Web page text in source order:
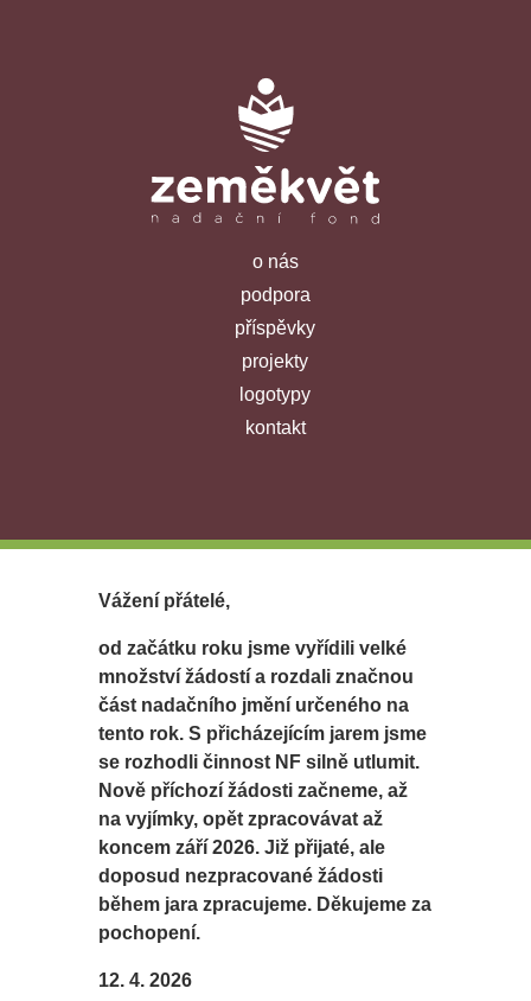
o nás
podpora
příspěvky
projekty
logotypy
kontakt
Vážení přátelé,
od začátku roku jsme vyřídili velké
množství žádostí a rozdali značnou
část nadačního jmění určeného na
tento rok. S přicházejícím jarem jsme
se rozhodli činnost NF silně utlumit.
Nově příchozí žádosti začneme, až
na vyjímky, opět zpracovávat až
koncem září 2026. Již přijaté, ale
doposud nezpracované žádosti
během jara zpracujeme. Děkujeme za
pochopení.
12. 4. 2026